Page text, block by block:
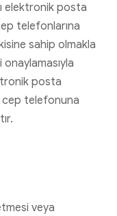
elektronik posta
telefonlarına
sahip olmakla
posta
cep telefonuna
veya